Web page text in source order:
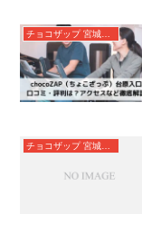
チョコザップ 宮城県仙台市
チョコザップ 宮城県仙台市